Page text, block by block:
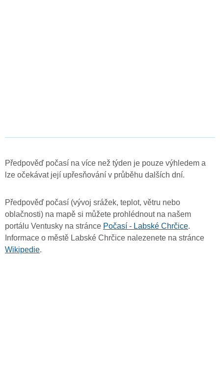
Předpověď počasí na více než týden je pouze výhledem a
lze očekávat její upřesňování v průběhu dalších dní.
Předpověď počasí (vývoj srážek, teplot, větru nebo
oblačnosti) na mapě si můžete prohlédnout na našem
portálu Ventusky na stránce Počasí - Labské Chrčice.
Informace o městě Labské Chrčice nalezenete na stránce
Wikipedie.